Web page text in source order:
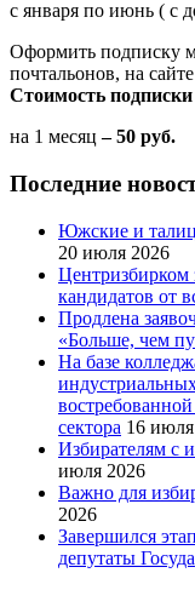
с января по июнь ( с
Оформить подписку
почтальонов, на
Стоимость
на 1 месяц – 50 руб.
Последние
Южские и
20 июля 2026
Центризбирком
кандидатов от
Продлена
«Больше, чем
На базе
сектора 16
Избирателям с
июля 2026
Важно для
2026
Завершился
депутаты